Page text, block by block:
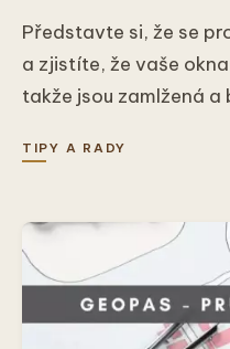
Představte si, že se
a zjistíte, že vaše
takže jsou zamlžená a
TIPY A RADY